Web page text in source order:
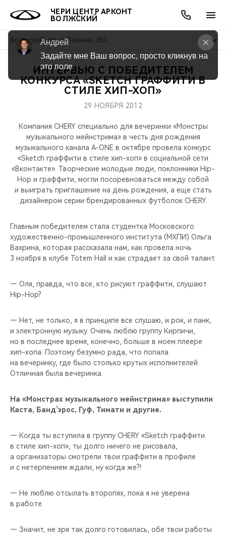
ЧЕРИ ЦЕНТР АРКОНТ
ВОЛЖСКИЙ
Волжский, пр-т Ленина, 359
МОДЕЛИ
СЕДАНЫ
НОВИНКИ
ПОКУПАТЕЛЯМ
КРЕДИТ И СТРАХОВАНИЕ
ВЛАДЕЛЬЦАМ
ЗАПЧАСТИ И АКСЕССУАРЫ
ПОДДЕРЖКА
CHERY CONNECT
МИР CHERY
О БРЕНДЕ
CHERY В СОЦСЕТЯХ
ЛЮДИ CHERY
БЛАГОТВОРИТЕЛЬНОСТЬ
CHERY REMOTE
CHERY И СПОРТ
CHERY ДЛЯ ДЕТЕЙ
АКЦИИ
ОНЛАЙН СЕРВИСЫ
КРЕДИТ
О КОМПАНИИ
МЫ В СОЦСЕТЯХ
ИНТЕРВЬЮ С ПОБЕДИТЕЛЕМ
КОНКУРСА «SKETCH ГРАФФИТИ В
СТИЛЕ ХИП-ХОП»
29 НОЯБРЯ 2012
Компания CHERY специально для вечеринки «Монстры
музыкального мейнстрима» в честь дня рождения
музыкального канала A-ONE в октябре провела конкурс
«Sketch граффити в стиле хип-хоп» в социальной сети
«Вконтакте». Творческие молодые люди, поклонники Hip-
Hop и граффити, могли посоревноваться между собой
и выиграть приглашение на день рождения, а еще стать
дизайнером серии брендированных футболок CHERY.
Главным победителем стала студентка Московского
художественно-промышленного института (МХПИ) Ольга
Вахрина, которая рассказала нам, как провела ночь
3 ноября в клубе Totem Hall и как страдает за свой талант.
— Оля, правда, что все, кто рисуют граффити, слушают
Hip-Hop?
— Нет, не только, я в принципе все слушаю, и рок, и панк,
и электронную музыку. Очень люблю группу Кирпичи,
но в последнее время, конечно, больше в моем плеере
хип-хопа. Поэтому безумно рада, что попала
на вечеринку, где было столько крутых исполнителей.
Отличная была вечеринка.
На «Монстрах музыкального мейнстрима» выступили
Каста, Банд’эрос, Гуф, Тимати и другие.
— Когда ты вступила в группу CHERY «Sketch граффити
в стиле хип-хоп», ты долго ничего не рисовала,
а организаторы смотрели твои граффити в профиле
и с нетерпением ждали, ну когда же?!
— Не люблю отсылать второпях, пока я не уверена
в работе.
— Значит, не зря так долго готовилась, обе твои работы
Андрей
Задайте мне Ваш вопрос, просто кликнув на
это поле